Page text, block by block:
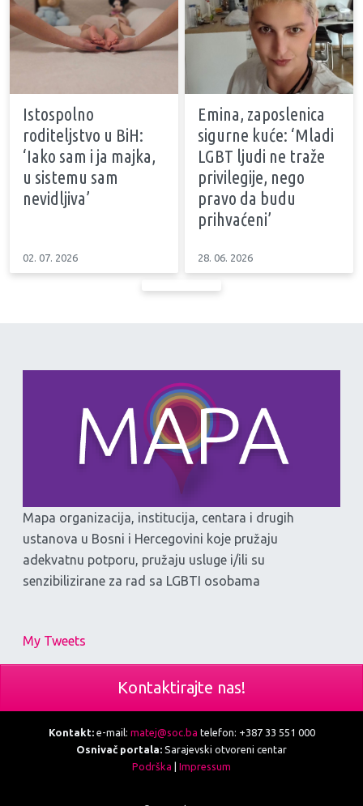
Istospolno
roditeljstvo u BiH:
‘Iako sam i ja majka,
u sistemu sam
nevidljiva’
02. 07. 2026
Emina, zaposlenica
sigurne kuće: ‘Mladi
LGBT ljudi ne traže
privilegije, nego
pravo da budu
prihvaćeni’
28. 06. 2026
Mapa organizacija, institucija, centara i drugih
ustanova u Bosni i Hercegovini koje pružaju
adekvatnu potporu, pružaju usluge i/ili su
senzibilizirane za rad sa LGBTI osobama
My Tweets
Kontaktirajte nas!
Kontakt:e-mail: matej@soc.ba telefon: +387 33 551 000
Osnivač portala: Sarajevski otvoreni centar
Podrška
Impressum